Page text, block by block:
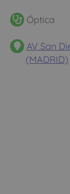
Óptica
AV San
(MADRID)